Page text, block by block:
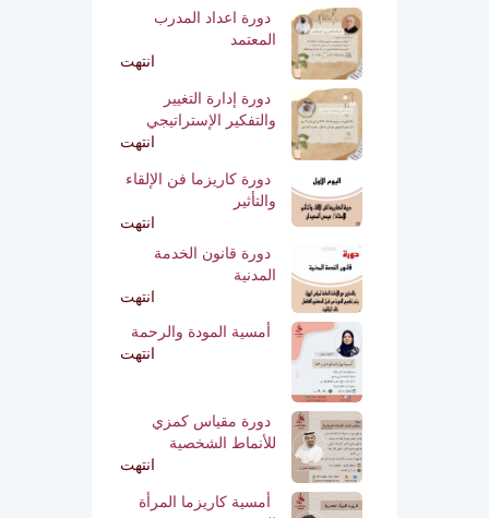
دورة اعداد المدرب
المعتمد
انتهت
دورة إدارة التغيير
والتفكير الإستراتيجي
انتهت
دورة كاريزما فن الإلقاء
والتأثير
انتهت
دورة قانون الخدمة
المدنية
انتهت
أمسية المودة والرحمة
انتهت
دورة مقياس كمزي
للأنماط الشخصية
انتهت
أمسية كاريزما المرأة